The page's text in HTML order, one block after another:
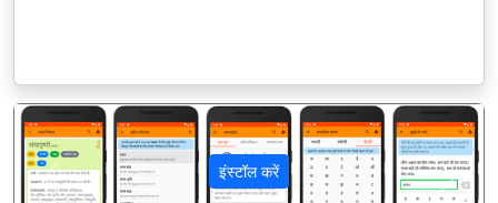
इंस्टॉल करें
पिछला अगला